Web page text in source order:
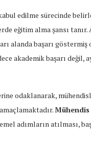
edilme sürecinde
eğitim alma şansı tanır.
alanda başarı
akademik başarı değil,
odaklanarak,
Mühendis
adımların atılması,